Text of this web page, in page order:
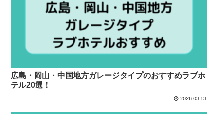
広島・岡山・中国地方ガレージタイプのおすすめラブホ
テル20選！
2026.03.13